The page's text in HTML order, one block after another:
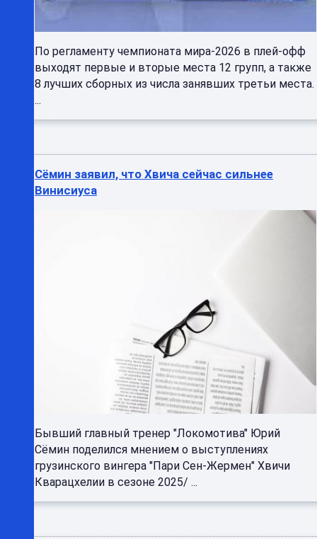
По регламенту чемпионата мира-2026 в плей-офф
выходят первые и вторые места 12 групп, а также
8 лучших сборных из числа занявших третьи места.
...
Сёмин заявил, что Хвича сейчас сильнее
Винисиуса
Бывший главный тренер "Локомотива" Юрий
Сёмин поделился мнением о выступлениях
грузинского вингера "Пари Сен-Жермен" Хвичи
Кварацхелии в сезоне 2025/ ...